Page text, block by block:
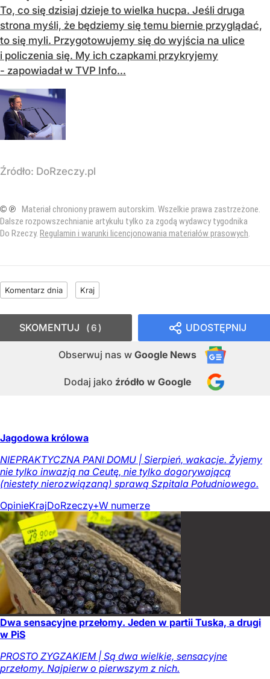
To, co się dzisiaj dzieje to wielka hucpa. Jeśli druga
strona myśli, że będziemy się temu biernie przyglądać,
to się myli. Przygotowujemy się do wyjścia na ulice
i policzenia się. My ich czapkami przykryjemy
- zapowiadał w TVP Info...
Źródło: DoRzeczy.pl
© ℗ Materiał chroniony prawem autorskim. Wszelkie prawa zastrzeżone.
Dalsze rozpowszechnianie artykułu tylko za zgodą wydawcy tygodnika
Do Rzeczy. Regulamin i warunki licencjonowania materiałów prasowych.
Komentarz dnia Kraj
UDOSTĘPNIJ
Obserwuj nas w Google News
Dodaj jako źródło w Google
SKOMENTUJ 6
Jagodowa królowa
NIEPRAKTYCZNA PANI DOMU | Sierpień, wakacje. Żyjemy
nie tylko inwazją na Ceutę, nie tylko dogorywającą
(niestety nierozwiązaną) sprawą Szpitala Południowego.
OpinieKrajDoRzeczy+W numerze
Dwa sensacyjne przełomy. Jeden w partii Tuska, a drugi
w PiS
PROSTO ZYGZAKIEM | Są dwa wielkie, sensacyjne
przełomy. Najpierw o pierwszym z nich.